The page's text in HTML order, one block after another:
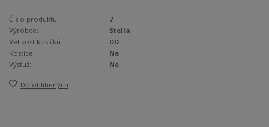
Číslo produktu:
7
Výrobce:
Stella
Velikost košíčků:
DD
Kostice:
Ne
Výstuž:
Ne
Do oblíbených